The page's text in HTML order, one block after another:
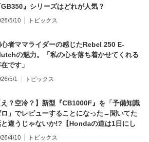
GB350』シリーズはどれが人気？
5/10 トピックス
者ママライダーの感じたRebel 250 E-
の魅力。「私の心を落ち着かせてくれる
です」
5/1 トピックス
え？空冷？】新型『CB1000F』を「予備知識
」でレビューすることになった→聞いてた
違うじゃないか!?【Hondaの道は1日にし
らず／CB1000F ①第一印象 編】
4/10 トピックス